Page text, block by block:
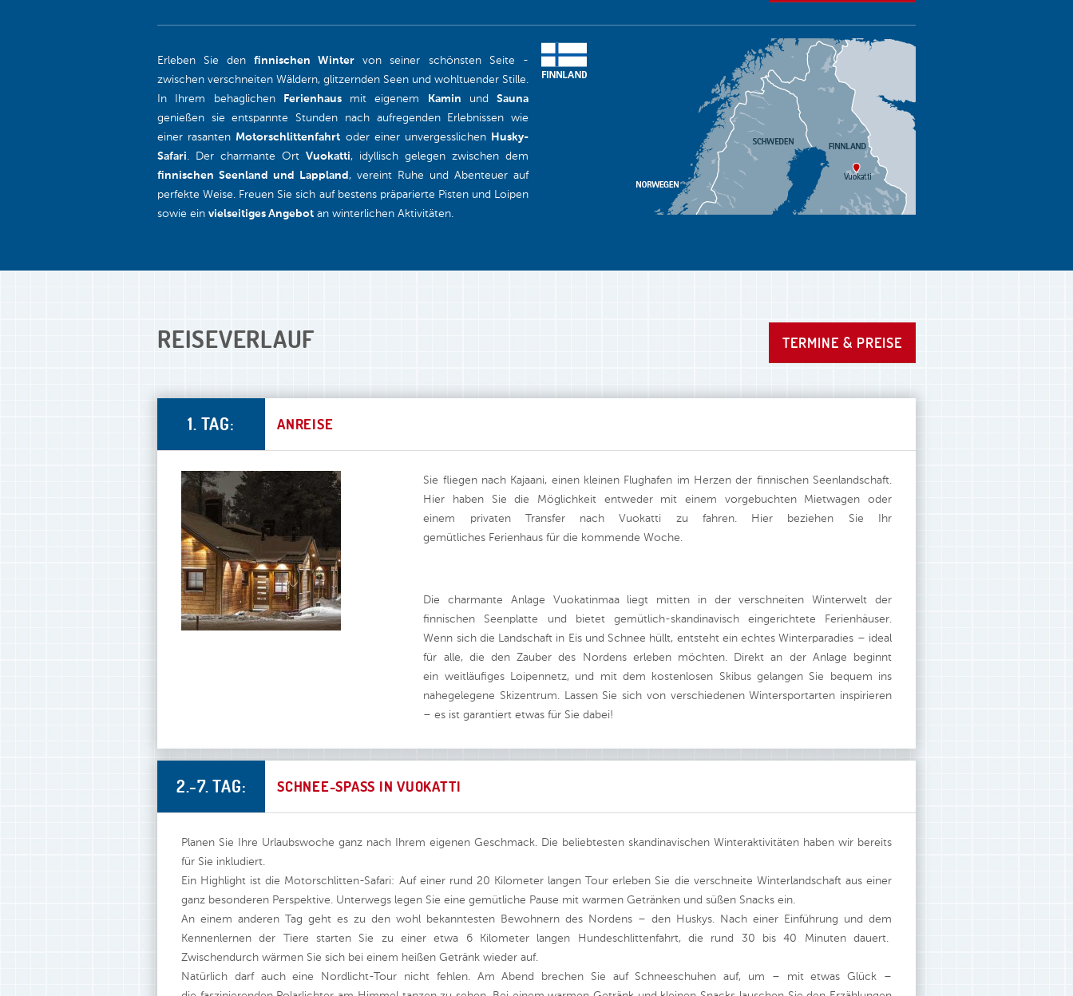
Erleben Sie den finnischen Wintervon seiner schönsten Seite -
zwischen verschneiten Wäldern, glitzernden Seen und wohltuender Stille.
In Ihrem behaglichen
Ferienhausmit eigenem Kamin und Sauna
genießen sie entspannte Stunden nach aufregenden Erlebnissen wie
einer rasanten Motorschlittenfahrt oder einer unvergesslichen
Husky-
Safari. Der charmante Ort Vuokatti, idyllisch gelegen zwischen dem
finnischen Seenland und Lappland , vereint Ruhe und Abenteuer auf
perfekte Weise. Freuen Sie sich auf bestens präparierte Pisten und Loipen
sowie ein vielseitiges Angebot an winterlichen Aktivitäten.
REISEVERLAUF TERMINE & PREISE
1. TAG: ANREISE
Sie fliegen nach Kajaani, einen kleinen Flughafen im Herzen der finnischen Seenlandschaft.
Hier haben Sie die Möglichkeit entweder mit einem vorgebuchten Mietwagen oder
einem privaten Transfer nach Vuokatti zu fahren. Hier beziehen Sie Ihr
gemütliches Ferienhaus für die kommende Woche.
Die charmante Anlage Vuokatinmaa liegt mitten in der verschneiten Winterwelt der
finnischen Seenplatte und bietet gemütlich-skandinavisch eingerichtete Ferienhäuser.
Wenn sich die Landschaft in Eis und Schnee hüllt, entsteht ein echtes Winterparadies – ideal
für alle, die den Zauber des Nordens erleben möchten. Direkt an der Anlage beginnt
ein weitläufiges Loipennetz, und mit dem kostenlosen Skibus gelangen Sie bequem ins
nahegelegene Skizentrum. Lassen Sie sich von verschiedenen Wintersportarten inspirieren
– es ist garantiert etwas für Sie dabei!
2.-7. TAG: SCHNEE-SPASS IN VUOKATTI
Planen Sie Ihre Urlaubswoche ganz nach Ihrem eigenen Geschmack. Die beliebtesten skandinavischen Winteraktivitäten haben wir bereits
für Sie inkludiert.
Ein Highlight ist die Motorschlitten-Safari: Auf einer rund 20 Kilometer langen Tour erleben Sie die verschneite Winterlandschaft aus einer
ganz besonderen Perspektive. Unterwegs legen Sie eine gemütliche Pause mit warmen Getränken und süßen Snacks ein.
An einem anderen Tag geht es zu den wohl bekanntesten Bewohnern des Nordens – den Huskys. Nach einer Einführung und dem
Kennenlernen der Tiere starten Sie zu einer etwa 6 Kilometer langen Hundeschlittenfahrt, die rund 30 bis 40 Minuten dauert.
Zwischendurch wärmen Sie sich bei einem heißen Getränk wieder auf.
Natürlich darf auch eine Nordlicht-Tour nicht fehlen. Am Abend brechen Sie auf Schneeschuhen auf, um – mit etwas Glück –